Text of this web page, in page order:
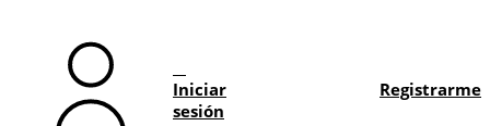
Iniciar
sesión
Registrarme